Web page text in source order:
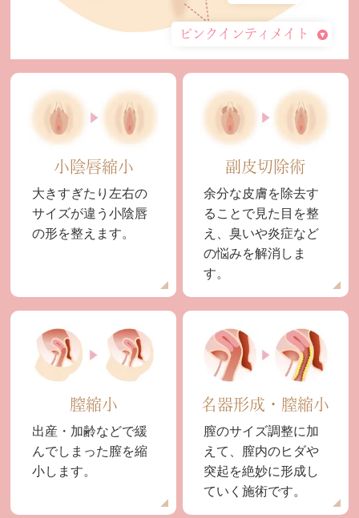
ピンクインティメイト
小陰唇縮小
大きすぎたり左右の
サイズが違う小陰唇
の形を整えます。
副皮切除術
余分な皮膚を除去す
ることで見た目を整
え、臭いや炎症など
の悩みを解消しま
す。
膣縮小
出産・加齢などで緩
んでしまった膣を縮
小します。
名器形成・膣縮小
膣のサイズ調整に加
えて、膣内のヒダや
突起を絶妙に形成し
ていく施術です。